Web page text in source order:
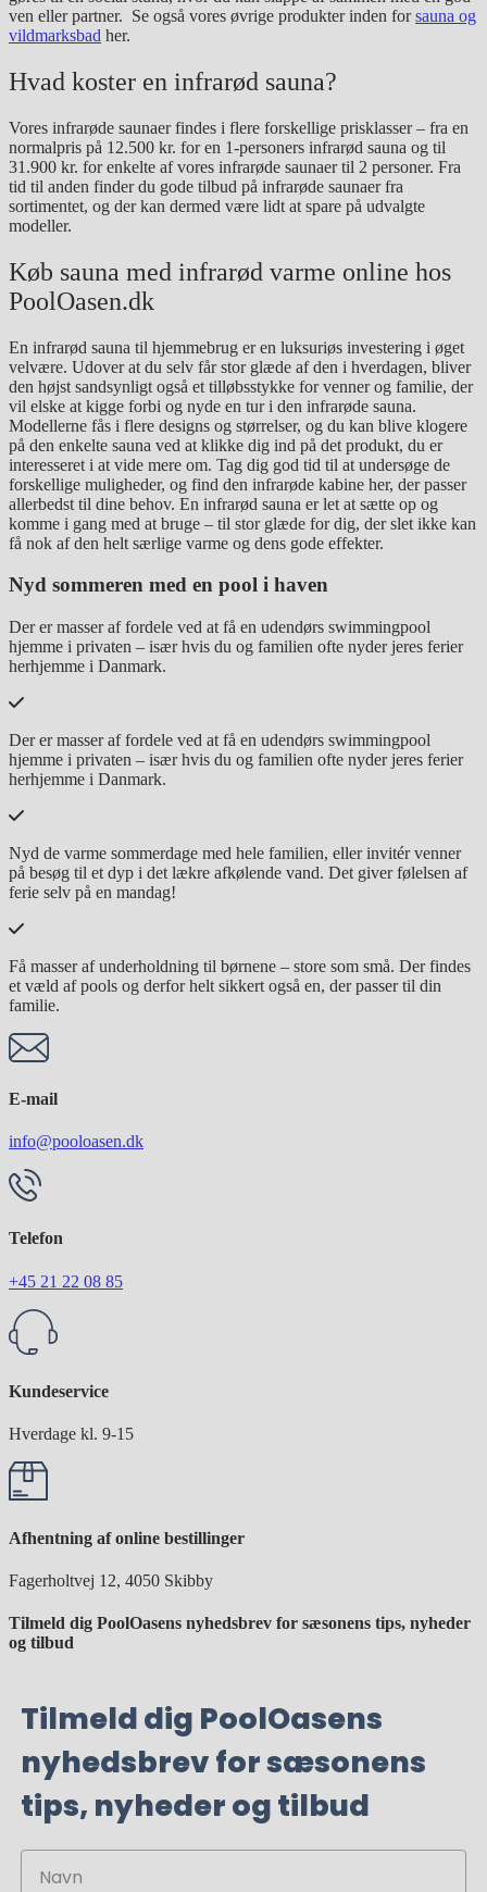
ven eller partner. Se også vores øvrige produkter inden forsauna og
vildmarksbad her.
Hvad koster en infrarød sauna?
Vores infrarøde saunaer findes i flere forskellige prisklasser – fra en
normalpris på 12.500 kr. for en 1-personers infrarød sauna og til
31.900 kr. for enkelte af vores infrarøde saunaer til 2 personer. Fra
tid til anden finder du gode tilbud på infrarøde saunaer fra
sortimentet, og der kan dermed være lidt at spare på udvalgte
modeller.
Køb sauna med infrarød varme online hos
PoolOasen.dk
En infrarød sauna til hjemmebrug er en luksuriøs investering i øget
velvære. Udover at du selv får stor glæde af den i hverdagen, bliver
den højst sandsynligt også et tilløbsstykke for venner og familie, der
vil elske at kigge forbi og nyde en tur i den infrarøde sauna.
Modellerne fås i flere designs og størrelser, og du kan blive klogere
på den enkelte sauna ved at klikke dig ind på det produkt, du er
interesseret i at vide mere om. Tag dig god tid til at undersøge de
forskellige muligheder, og find den infrarøde kabine her, der passer
allerbedst til dine behov. En infrarød sauna er let at sætte op og
komme i gang med at bruge – til stor glæde for dig, der slet ikke kan
få nok af den helt særlige varme og dens gode effekter.
Nyd sommeren med en pool i haven
Der er masser af fordele ved at få en udendørs swimmingpool
hjemme i privaten – især hvis du og familien ofte nyder jeres ferier
herhjemme i Danmark.
Der er masser af fordele ved at få en udendørs swimmingpool
hjemme i privaten – især hvis du og familien ofte nyder jeres ferier
herhjemme i Danmark.
Nyd de varme sommerdage med hele familien, eller invitér venner
på besøg til et dyp i det lækre afkølende vand. Det giver følelsen af
ferie selv på en mandag!
Få masser af underholdning til børnene – store som små. Der findes
et væld af pools og derfor helt sikkert også en, der passer til din
familie.
E-mail
info@pooloasen.dk
Telefon
+45 21 22 08 85
Kundeservice
Hverdage kl. 9-15
Afhentning af online bestillinger
Fagerholtvej 12, 4050 Skibby
Tilmeld dig PoolOasens nyhedsbrev for sæsonens tips, nyheder
og tilbud
Tilmeld dig PoolOasens
nyhedsbrev for sæsonens
tips, nyheder og tilbud